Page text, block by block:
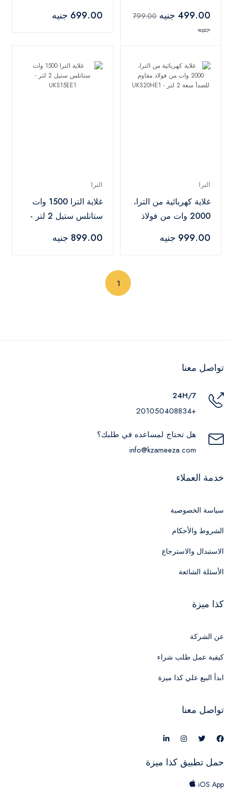
499.00 جنيه
799.00
جنيه
699.00 جنيه
الترا
غلاية كهربائية من الترا،
2000 وات من فولاذ
- UKS20HE1
999.00 جنيه
الترا
غلاية الترا 1500 وات
ستانلس ستيل 2 لتر -
899.00 جنيه
1
تواصل معنا
24H/7
+201050408834
هل تحتاج لمساعده في طلبك؟
info@kzameeza.com
خدمة العملاء
سياسة الخصوصية
الشروط والأحكام
الاستبدال والاسترجاع
الأسئلة الشائعة
كذا ميزة
عن الشركة
كيفية عمل طلب شراء
ابدأ البيع علي كذا ميزة
تواصل معنا
حمل تطبيق كذا ميزة
iOS App